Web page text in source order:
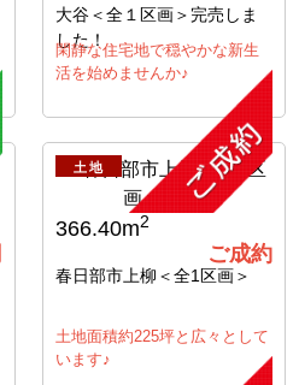
大谷＜全１区画＞完売しま
した！
閑静な住宅地で穏やかな新生
活を始めませんか♪
土地
366.40m2
ご成約
春日部市上柳＜全1区画＞
土地面積約225坪と広々として
います♪